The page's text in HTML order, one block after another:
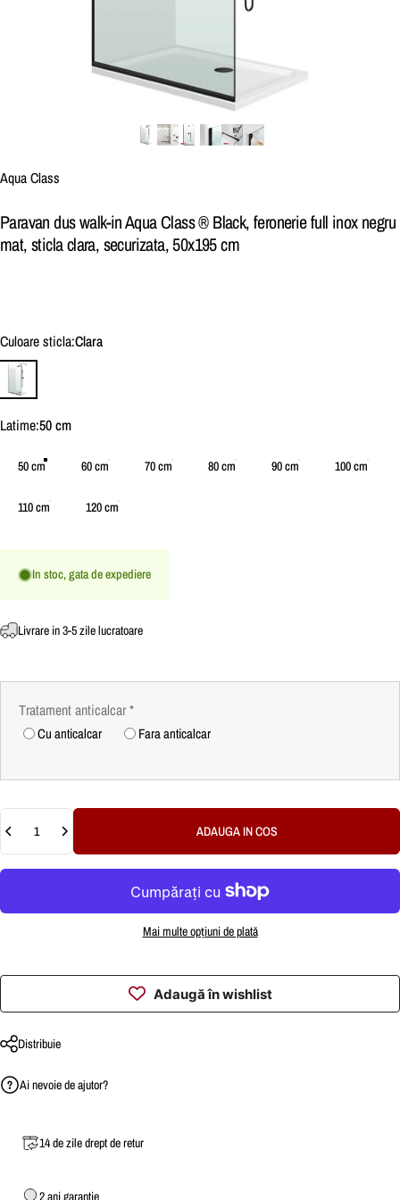
Brand:
Aqua Class
Paravan dus walk-in Aqua Class ® Black, feronerie full inox negru
mat, sticla clara, securizata, 50x195 cm
Culoare sticla
Culoare sticla:Clara
Clara
Latime
Latime:50 cm
50 cm 60 cm 70 cm 80 cm 90 cm 100 cm
110 cm 120 cm
In stoc, gata de expediere
Livrare in 3-5 zile lucratoare
Tratament anticalcar*
Cu anticalcar Fara anticalcar
ADAUGA IN COS
Mai multe opțiuni de plată
Adaugă în wishlist
Distribuie
Ai nevoie de ajutor?
14 de zile drept de retur
2 ani garantie